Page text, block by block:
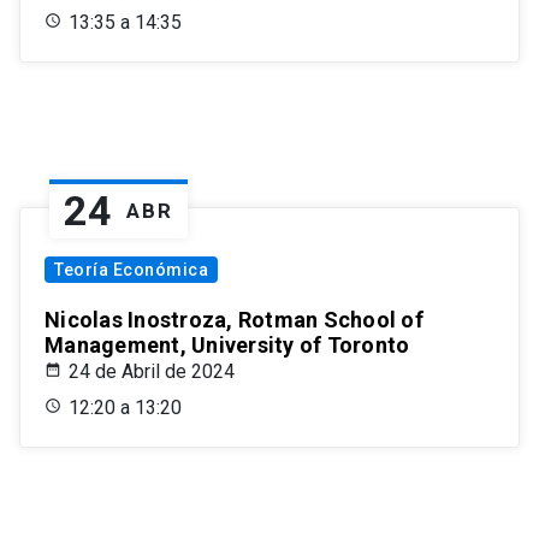
13:35 a 14:35
24 ABR
Teoría Económica
Nicolas Inostroza, Rotman School of
Management, University of Toronto
24 de Abril de 2024
12:20 a 13:20